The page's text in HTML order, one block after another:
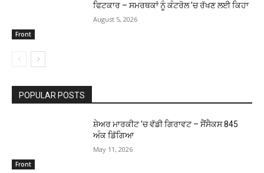
Front
ਫਿਟਕਾਰ – ਸਮਰਥਕਾਂ ਨੂੰ ਕੰਟਰੋਲ ’ਚ ਰੱਖਣ ਲਈ ਕਿਹਾ
August 5, 2026
POPULAR POSTS
Front
ਸ਼ੇਅਰ ਮਾਰਕੀਟ ’ਚ ਵੱਡੀ ਗਿਰਾਵਟ – ਸੈਂਸੈਕਸ 845
ਅੰਕ ਡਿੱਗਿਆ
May 11, 2026